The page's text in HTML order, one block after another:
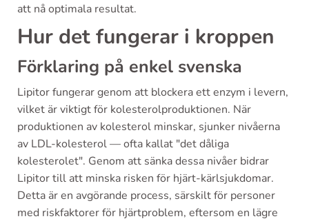
att nå optimala resultat.
Hur det fungerar i kroppen
Förklaring på enkel svenska
Lipitor fungerar genom att blockera ett enzym i levern,
vilket är viktigt för kolesterolproduktionen. När
produktionen av kolesterol minskar, sjunker nivåerna
av LDL-kolesterol — ofta kallat "det dåliga
kolesterolet". Genom att sänka dessa nivåer bidrar
Lipitor till att minska risken för hjärt-kärlsjukdomar.
Detta är en avgörande process, särskilt för personer
med riskfaktorer för hjärtproblem, eftersom en lägre